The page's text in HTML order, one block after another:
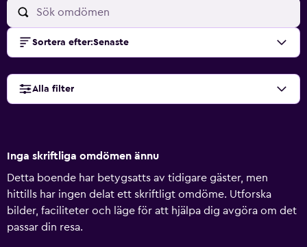
Sortera efter:Senaste
Alla filter
Inga skriftliga omdömen ännu
Detta boende har betygsatts av tidigare gäster, men
hittills har ingen delat ett skriftligt omdöme. Utforska
bilder, faciliteter och läge för att hjälpa dig avgöra om det
passar din resa.